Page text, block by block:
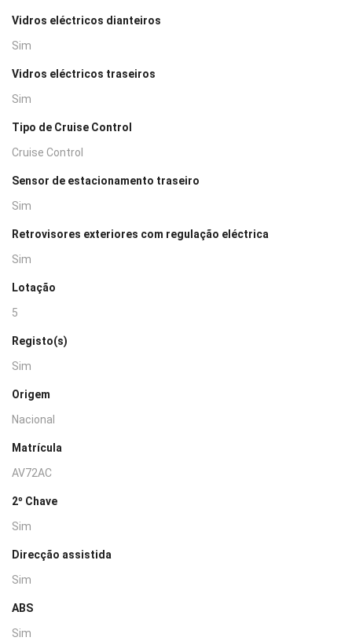
Vidros eléctricos dianteiros
Sim
Vidros eléctricos traseiros
Sim
Tipo de Cruise Control
Cruise Control
Sensor de estacionamento traseiro
Sim
Retrovisores exteriores com regulação eléctrica
Sim
Lotação
5
Registo(s)
Sim
Origem
Nacional
Matrícula
AV72AC
2º Chave
Sim
Direcção assistida
Sim
ABS
Sim